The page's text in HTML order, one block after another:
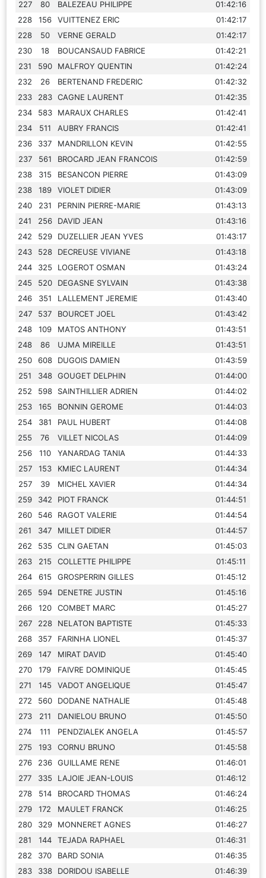
227 80 BALEZEAU PHILIPPE
01:42:16
228
156 VUITTENEZ ERIC
01:42:17
228
50 VERNE GERALD
01:42:17
230
18 BOUCANSAUD FABRICE
01:42:21
231
590 MALFROY QUENTIN
01:42:24
232
26 BERTENAND FREDERIC
01:42:32
233
283 CAGNE LAURENT
01:42:35
234
583 MARAUX CHARLES
01:42:41
234
511 AUBRY FRANCIS
01:42:41
236
337 MANDRILLON KEVIN
01:42:55
237
561 BROCARD JEAN FRANCOIS
01:42:59
238
315 BESANCON PIERRE
01:43:09
238
189 VIOLET DIDIER
01:43:09
240
231 PERNIN PIERRE-MARIE
01:43:13
241
256 DAVID JEAN
01:43:16
242
529 DUZELLIER JEAN YVES
01:43:17
243
528 DECREUSE VIVIANE
01:43:18
244
325 LOGEROT OSMAN
01:43:24
245
520 DEGASNE SYLVAIN
01:43:38
246
351 LALLEMENT JEREMIE
01:43:40
247
537 BOURCET JOEL
01:43:42
248
109 MATOS ANTHONY
01:43:51
248
86 UJMA MIREILLE
01:43:51
250
608 DUGOIS DAMIEN
01:43:59
251
348 GOUGET DELPHIN
01:44:00
252
598 SAINTHILLIER ADRIEN
01:44:02
253
165 BONNIN GEROME
01:44:03
254
381 PAUL HUBERT
01:44:08
255
76 VILLET NICOLAS
01:44:09
256
110 YANARDAG TANIA
01:44:33
257
153 KMIEC LAURENT
01:44:34
257
39 MICHEL XAVIER
01:44:34
259
342 PIOT FRANCK
01:44:51
260
546 RAGOT VALERIE
01:44:54
261
347 MILLET DIDIER
01:44:57
262
535 CLIN GAETAN
01:45:03
263
215 COLLETTE PHILIPPE
01:45:11
264
615 GROSPERRIN GILLES
01:45:12
265
594 DENETRE JUSTIN
01:45:16
266
120 COMBET MARC
01:45:27
267
228 NELATON BAPTISTE
01:45:33
268
357 FARINHA LIONEL
01:45:37
269
147 MIRAT DAVID
01:45:40
270
179 FAIVRE DOMINIQUE
01:45:45
271
145 VADOT ANGELIQUE
01:45:47
272
560 DODANE NATHALIE
01:45:48
273
211 DANIELOU BRUNO
01:45:50
274
111 PENDZIALEK ANGELA
01:45:57
275
193 CORNU BRUNO
01:45:58
276
236 GUILLAME RENE
01:46:01
277
335 LAJOIE JEAN-LOUIS
01:46:12
278
514 BROCARD THOMAS
01:46:24
279
172 MAULET FRANCK
01:46:25
280
329 MONNERET AGNES
01:46:27
281
144 TEJADA RAPHAEL
01:46:31
282
370 BARD SONIA
01:46:35
283
338 DORIDOU ISABELLE
01:46:39